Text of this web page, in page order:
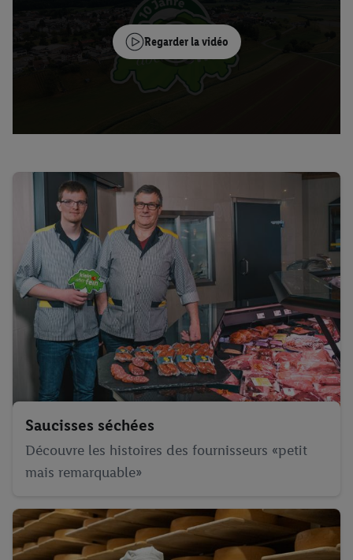
Regarder la vidéo
Saucisses séchées
Découvre les histoires des fournisseurs «petit
mais remarquable»